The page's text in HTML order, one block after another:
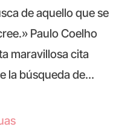
de aquello que se
Paulo Coelho
maravillosa cita
la búsqueda de...